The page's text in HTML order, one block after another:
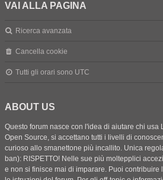
VAI ALLA PAGINA
Ricerca avanzata
Cancella cookie
Tutti gli orari sono UTC
ABOUT US
Questo forum nasce con l'idea di aiutare chi usa
Open Source, si accettano tutti i livelli di
curioso allo smanettone più incallito. Unica
ban): RISPETTO! Nelle sue più moltepplici
e non si finisce mai di imparare. Puoi contribuire